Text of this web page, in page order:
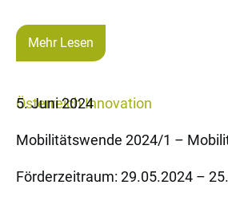
Mehr Lesen
Österreich Innovation
5. Juni 2024
Mobilitätswende 2024/1 –
Förderzeitraum: 29.05.2024 –